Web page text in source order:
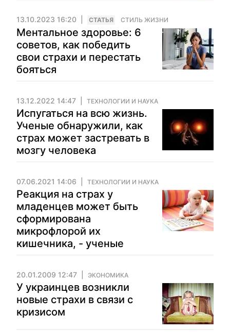
13.10.2023 16:20 CТАТЬЯ СТИЛЬ ЖИЗНИ
Ментальное здоровье: 6
советов, как победить
свои страхи и перестать
бояться
13.12.2022 14:47 ТЕХНОЛОГИИ И НАУКА
Испугаться на всю жизнь.
Ученые обнаружили, как
страх может застревать в
мозгу человека
07.06.2021 14:06 ТЕХНОЛОГИИ И НАУКА
Реакция на страх у
младенцев может быть
сформирована
микрофлорой их
кишечника, - ученые
20.01.2009 12:47 ЭКОНОМИКА
У украинцев возникли
новые страхи в связи с
кризисом